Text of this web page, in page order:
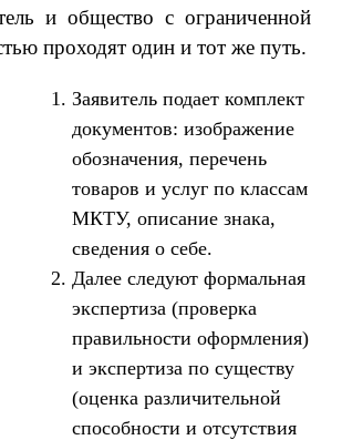
и общество с ограниченной
проходят один и тот же путь.
Заявитель подает комплект
документов: изображение
обозначения, перечень
товаров и услуг по классам
МКТУ, описание знака,
сведения о себе.
Далее следуют формальная
экспертиза (проверка
правильности оформления)
и экспертиза по существу
(оценка различительной
способности и отсутствия